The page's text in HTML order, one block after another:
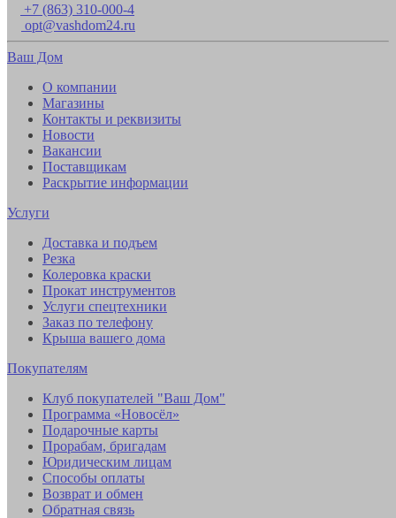
+7 (863) 310-000-4
opt@vashdom24.ru
Ваш Дом
О компании
Магазины
Контакты и реквизиты
Новости
Вакансии
Поставщикам
Раскрытие информации
Услуги
Доставка и подъем
Резка
Колеровка краски
Прокат инструментов
Услуги спецтехники
Заказ по телефону
Крыша вашего дома
Покупателям
Клуб покупателей "Ваш Дом"
Программа «Новосёл»
Подарочные карты
Прорабам, бригадам
Юридическим лицам
Способы оплаты
Возврат и обмен
Обратная связь